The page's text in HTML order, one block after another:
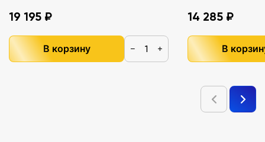
19 195 ₽
В корзину − +
14 285 ₽
В